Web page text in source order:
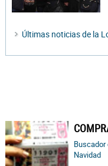
Últimas noticias de la
Navidad